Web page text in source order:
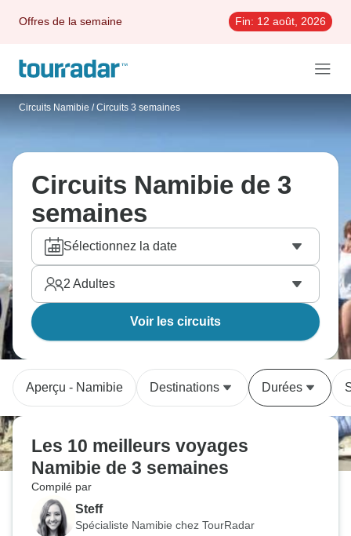
Offres de la semaine Fin: 12 août, 2026
Circuits Namibie / Circuits 3 semaines
Circuits Namibie de 3
semaines
Sélectionnez la date
2 Adultes
Voir les circuits
Aperçu - Namibie Destinations Durées
Les 10 meilleurs voyages
Namibie de 3 semaines
Compilé par
Steff
Spécialiste Namibie chez TourRadar